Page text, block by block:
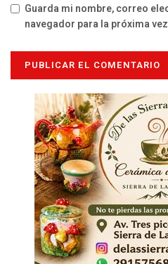
Guarda mi nombre, correo
navegador para la próxima